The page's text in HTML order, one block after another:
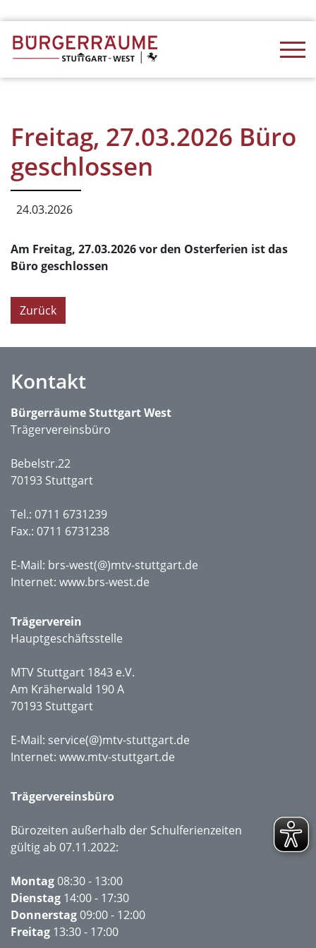
Freitag, 27.03.2026 Büro
geschlossen
24.03.2026
Am Freitag, 27.03.2026 vor den Osterferien ist das
Büro geschlossen
Zurück
Kontakt
Bürgerräume Stuttgart West
Trägervereinsbüro
Bebelstr.22
70193 Stuttgart
Tel.: 0711 6731239
Fax.: 0711 6731238
E-Mail: brs-west(@)mtv-stuttgart.de
Internet: www.brs-west.de
Trägerverein
Hauptgeschäftsstelle
MTV Stuttgart 1843 e.V.
Am Kräherwald 190 A
70193 Stuttgart
E-Mail: service(@)mtv-stuttgart.de
Internet: www.mtv-stuttgart.de
Trägervereinsbüro
Bürozeiten außerhalb der Schulferienzeiten
gültig ab 07.11.2022:
Montag08:30 - 13:00
Dienstag 14:00 - 17:30
Donnerstag09:00 - 12:00
Freitag 13:30 - 17:00